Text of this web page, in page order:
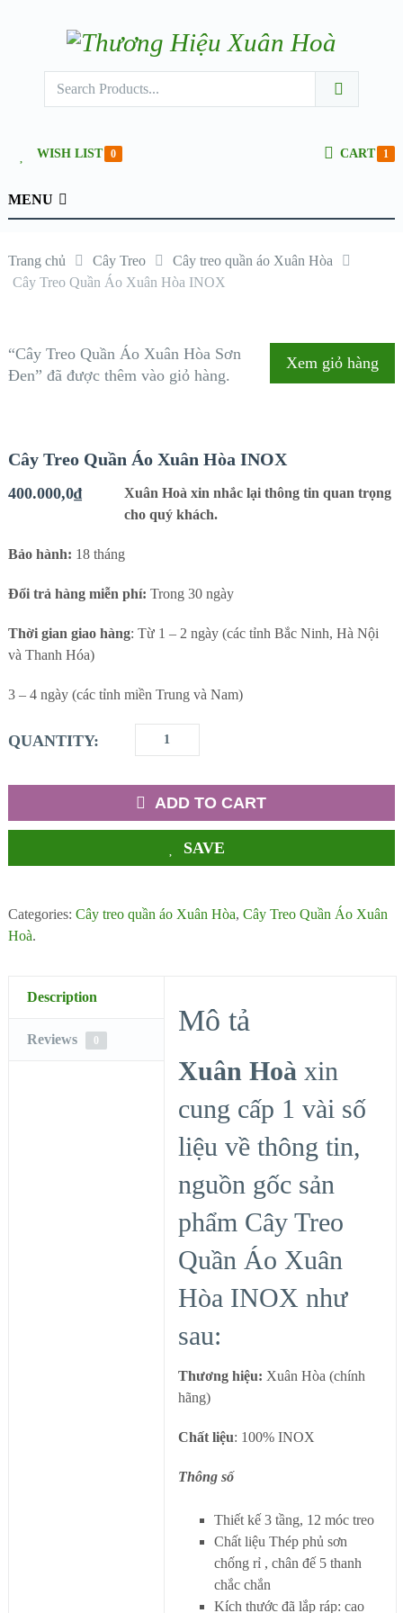
WISH LIST 0 CART 1
MENU
Trang chủ Cây Treo
Cây treo quần áo Xuân Hòa
Cây Treo Quần Áo Xuân Hòa INOX
Xem giỏ hàng
“Cây Treo Quần Áo Xuân Hòa Sơn
Đen” đã được thêm vào giỏ hàng.
Cây Treo Quần Áo Xuân Hòa INOX
400.000,0₫
Xuân Hoà xin nhắc lại thông tin quan trọng
cho quý khách.
Bảo hành: 18 tháng
Đổi trả hàng miễn phí: Trong 30 ngày
Thời gian giao hàng: Từ 1 – 2 ngày (các tỉnh Bắc Ninh, Hà Nội
và Thanh Hóa)
3 – 4 ngày (các tỉnh miền Trung và Nam)
QUANTITY:
ADD TO CART
SAVE
Categories: Cây treo quần áo Xuân Hòa, Cây Treo Quần Áo Xuân
Hoà.
Description
Reviews 0
Mô tả
Xuân Hoà xin
cung cấp 1 vài số
liệu về thông tin,
nguồn gốc sản
phẩm Cây Treo
Quần Áo Xuân
Hòa INOX như
sau:
Thương hiệu: Xuân Hòa (chính
hãng)
Chất liệu: 100% INOX
Thông số
Thiết kế 3 tầng, 12 móc treo
Chất liệu Thép phủ sơn
chống rỉ , chân đế 5 thanh
chắc chắn
Kích thước đã lắp ráp: cao